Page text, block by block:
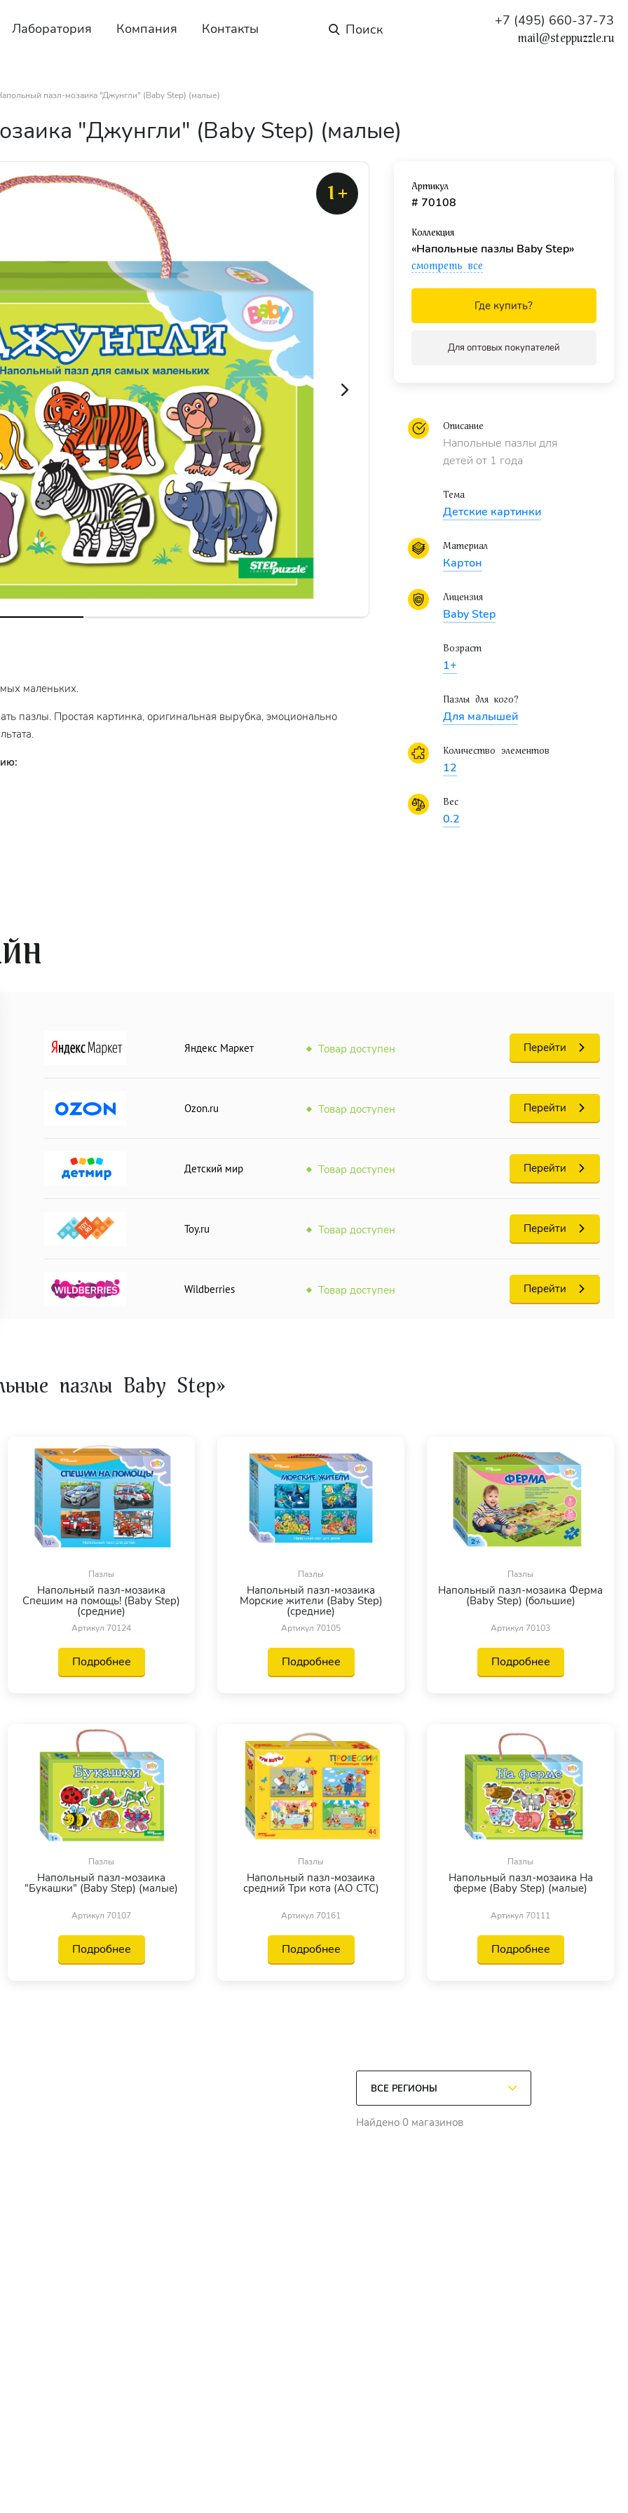
Лаборатория Компания Контакты +7 (495) 660-37-73
mail@steppuzzle.ru
пазл-мозаика "Джунгли" (Baby Step) (малые)
"Джунгли" (Baby Step) (малые)
1+
маленьких.
пазлы. Простая картинка, оригинальная вырубка, эмоционально
деталей в цельную картинку. Подсказкой будет служить цвет
Артикул
# 70108
Коллекция
«Напольные пазлы Baby Step»
смотреть все
Где купить?
Для оптовых покупателей
Описание
Напольные пазлы для
детей от 1 года
Тема
Детские картинки
Материал
Картон
Лицензия
Baby Step
Возраст
1+
Пазлы для кого?
Для малышей
Количество элементов
12
Вес
0.2
Яндекс Маркет Товар доступен Перейти
Ozon.ru Товар доступен Перейти
Детский мир Товар доступен Перейти
Toy.ru Товар доступен Перейти
Wildberries Товар доступен Перейти
пазлы Baby Step»
Пазлы
Напольный пазл-мозаика
Спешим на помощь! (Baby Step)
(средние)
Артикул 70124
Подробнее
Пазлы
Напольный пазл-мозаика
Морские жители (Baby Step)
(средние)
Артикул 70105
Подробнее
Пазлы
Напольный пазл-мозаика Ферма
(Baby Step) (большие)
Артикул 70103
Подробнее
Пазлы
Напольный пазл-мозаика
"Букашки" (Baby Step) (малые)
Артикул 70107
Подробнее
Пазлы
Напольный пазл-мозаика
средний Три кота (АО СТС)
Артикул 70161
Подробнее
Пазлы
Напольный пазл-мозаика На
ферме (Baby Step) (малые)
Артикул 70111
Подробнее
Найдено 0 магазинов